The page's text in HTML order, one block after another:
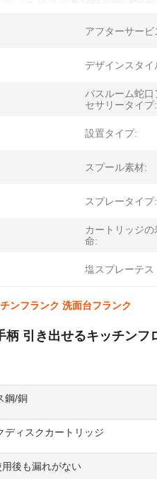
アフターサービ
デザインスタイ
バスルーム蛇口
セサリータイプ:
設置タイプ:
スプール素材:
スプレータイプ:
カートリッジの
命:
塩スプレーテス
ンフランク 洗面台フランク
引き出せるキッチンフ
鋼/銅
ディスクカートリッジ
後も漏れがない